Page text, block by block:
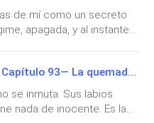
la nada.
de mí como un secreto
apagada, y al instante
hojas que sudan. Cada
como si el lugar mismo
culpa.Y entonces veo a
central, sus anchos
Bajo el juramento de sangre Capítulo 93— La quemadura de la ausencia 2
se inmuta. Sus labios
nada de inocente. Es la